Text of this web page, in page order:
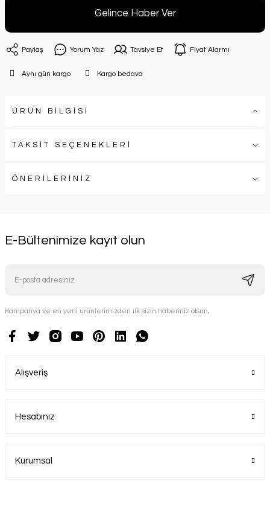
Gelince Haber Ver
Paylaş Yorum Yaz Tavsiye Et Fiyat Alarmı
Aynı gün kargo Kargo bedava
ÜRÜN BİLGİSİ
TAKSİT SEÇENEKLERİ
ÖNERİLERİNİZ
E-Bültenimize kayıt olun
Kampanya ve en yeni ürünlerimizden ilk sizin haberiniz olsun,
Alışveriş
Hesabınız
Kurumsal